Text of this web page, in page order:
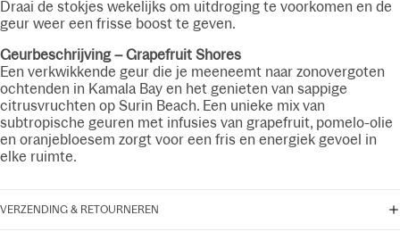
Draai de stokjes wekelijks om uitdroging te voorkomen en de
geur weer een frisse boost te geven.
Geurbeschrijving – Grapefruit Shores
Een verkwikkende geur die je meeneemt naar zonovergoten
ochtenden in Kamala Bay en het genieten van sappige
citrusvruchten op Surin Beach. Een unieke mix van
subtropische geuren met infusies van grapefruit, pomelo-olie
en oranjebloesem zorgt voor een fris en energiek gevoel in
elke ruimte.
VERZENDING & RETOURNEREN